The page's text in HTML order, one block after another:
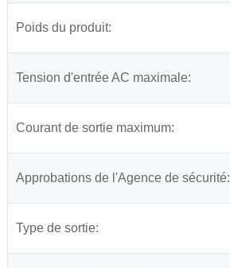
Poids du produit:
Tension d'entrée AC maximale:
Courant de sortie maximum:
Approbations de l'Agence de sécurité:
Type de sortie: